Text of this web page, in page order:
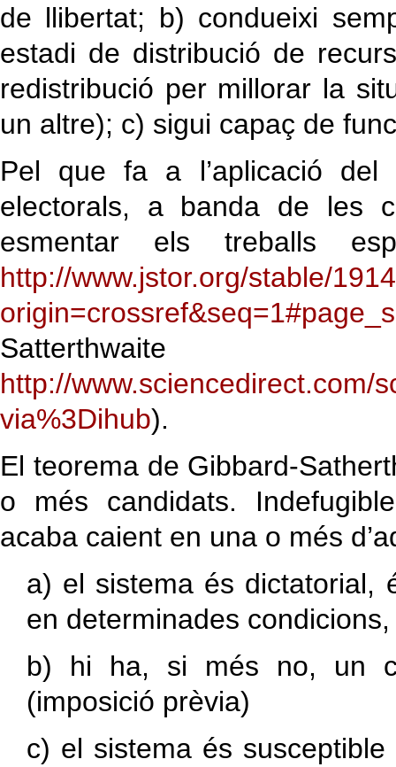
de llibertat; b) condueixi
estadi de distribució de
redistribució per millorar la
un altre); c) sigui capaç de
Pel que fa a l’aplicació del
electorals, a banda de les
esmentar els treballs
http://www.jstor.org/stable/
http://www.sciencedirect.com/
via%3Dihub).
El teorema de Gibbard-
o més candidats.
acaba caient en una o més
a) el sistema és dictatorial,
en determinades
b) hi ha, si més no, un
(imposició prèvia)
c) el sistema és